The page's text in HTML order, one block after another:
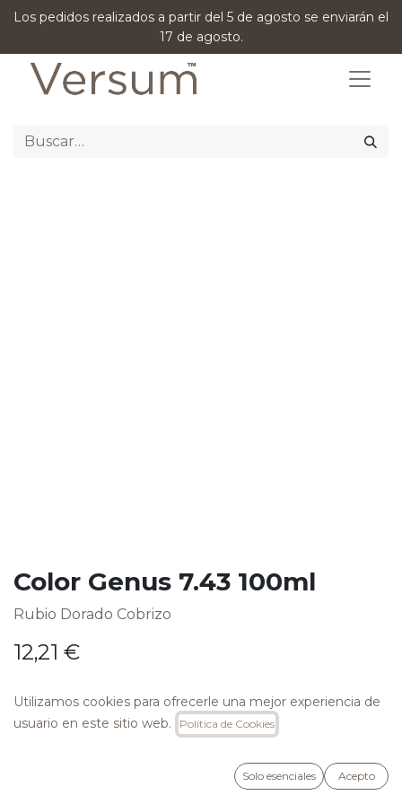
Los pedidos realizados a partir del 5 de agosto se enviarán el
17 de agosto.
Color Genus 7.43 100ml
Rubio Dorado Cobrizo
12,21 €
AÑADIR A LA CESTA
Utilizamos cookies para ofrecerle una mejor experiencia de
usuario en este sitio web.
Política de Cookies
Solo esenciales Acepto